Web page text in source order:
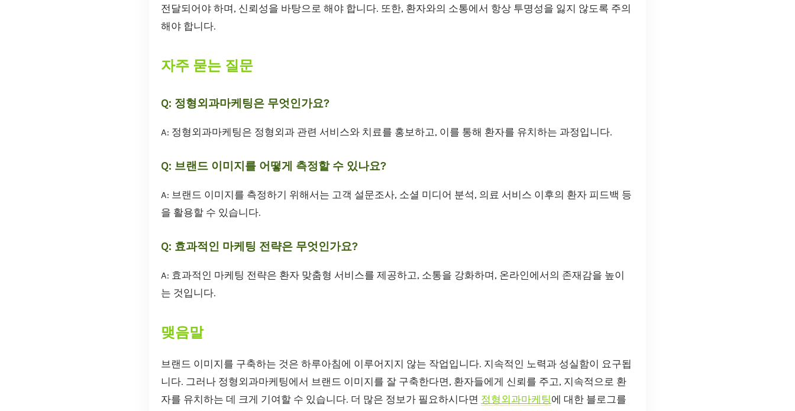
전달되어야 하며, 신뢰성을 바탕으로 해야 합니다. 또한, 환자와의 소통에서 항상 투명성을 잃지 않도록 주의
해야 합니다.
자주 묻는 질문
Q: 정형외과마케팅은 무엇인가요?
A: 정형외과마케팅은 정형외과 관련 서비스와 치료를 홍보하고, 이를 통해 환자를 유치하는 과정입니다.
Q: 브랜드 이미지를 어떻게 측정할 수 있나요?
A: 브랜드 이미지를 측정하기 위해서는 고객 설문조사, 소셜 미디어 분석, 의료 서비스 이후의 환자 피드백 등
을 활용할 수 있습니다.
Q: 효과적인 마케팅 전략은 무엇인가요?
A: 효과적인 마케팅 전략은 환자 맞춤형 서비스를 제공하고, 소통을 강화하며, 온라인에서의 존재감을 높이
는 것입니다.
맺음말
브랜드 이미지를 구축하는 것은 하루아침에 이루어지지 않는 작업입니다. 지속적인 노력과 성실함이 요구됩
니다. 그러나 정형외과마케팅에서 브랜드 이미지를 잘 구축한다면, 환자들에게 신뢰를 주고, 지속적으로 환
자를 유치하는 데 크게 기여할 수 있습니다. 더 많은 정보가 필요하시다면 정형외과마케팅에 대한 블로그를